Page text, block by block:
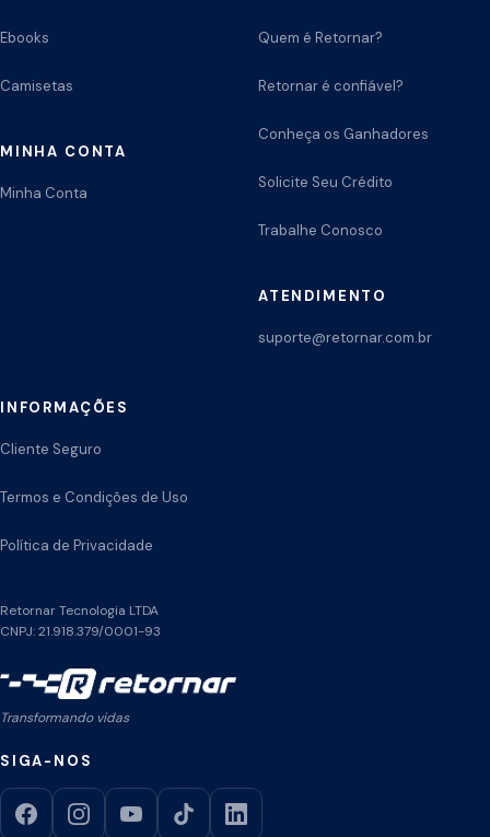
Ebooks
Camisetas
MINHA CONTA
Minha Conta
Quem é Retornar?
Retornar é confiável?
Conheça os Ganhadores
Solicite Seu Crédito
Trabalhe Conosco
ATENDIMENTO
suporte@retornar.com.br
INFORMAÇÕES
Cliente Seguro
Termos e Condições de Uso
Política de Privacidade
Retornar Tecnologia LTDA
CNPJ: 21.918.379/0001-93
Transformando vidas
SIGA-NOS